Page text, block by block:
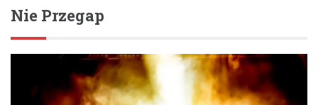
Nie Przegap